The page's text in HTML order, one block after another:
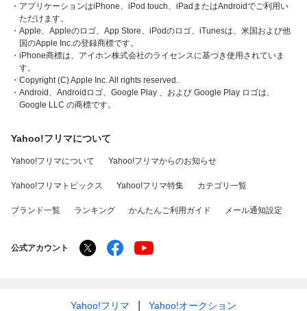
・アプリケーションはiPhone、iPod touch、iPadまたはAndroidでご利用い
ただけます。
・Apple、Appleのロゴ、App Store、iPodのロゴ、iTunesは、米国および他
国のApple Inc.の登録商標です。
・iPhone商標は、アイホン株式会社のライセンスに基づき使用されていま
す。
・Copyright (C) Apple Inc. All rights reserved.
・Android、Androidロゴ、Google Play 、および Google Play ロゴは、
Google LLC の商標です。
Yahoo!フリマについて
Yahoo!フリマについて Yahoo!フリマからのお知らせ
Yahoo!フリマトピックス Yahoo!フリマ特集 カテゴリ一覧
ブランド一覧 ランキング かんたんご利用ガイド メール通知設定
公式アカウント
Yahoo!フリマ Yahoo!オークション